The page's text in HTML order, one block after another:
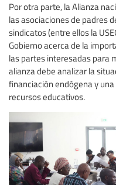
Por otra parte, la Alianza
las asociaciones de padres
sindicatos (entre ellos la
Gobierno acerca de la
las partes interesadas para
alianza debe analizar la
financiación endógena y
recursos educativos.